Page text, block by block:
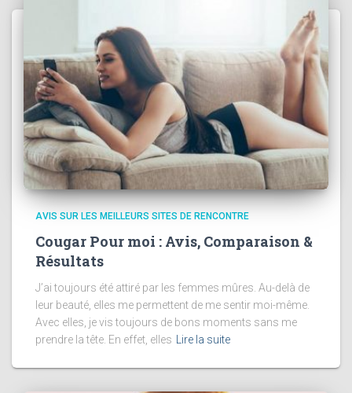
AVIS SUR LES MEILLEURS SITES DE RENCONTRE
Cougar Pour moi : Avis, Comparaison &
Résultats
J’ai toujours été attiré par les femmes mûres. Au-delà de
leur beauté, elles me permettent de me sentir moi-même.
Avec elles, je vis toujours de bons moments sans me
prendre la tête. En effet, elles
Lire la suite